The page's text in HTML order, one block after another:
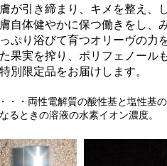
き締まり、キメを整え、し
健やかに保つ働きをし、み
浴びて育つオリーヴの力を
を搾り、ポリフェノールも
定品をお届けします。
性電解質の酸性基と塩性基の
の溶液の水素イオン濃度。